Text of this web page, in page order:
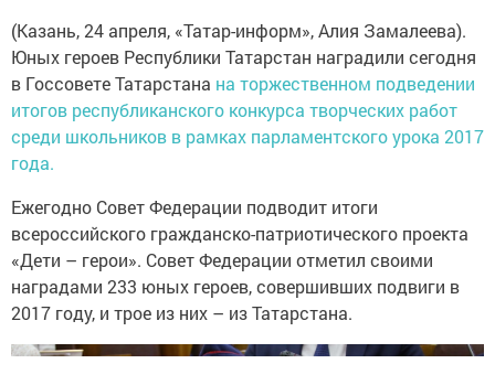
(Казань, 24 апреля, «Татар-информ», Алия Замалеева).
Юных героев Республики Татарстан наградили сегодня
в Госсовете Татарстана на торжественном подведении
итогов республиканского конкурса творческих работ
среди школьников в рамках парламентского урока 2017
года.
Ежегодно Совет Федерации подводит итоги
всероссийского гражданско-патриотического проекта
«Дети – герои». Совет Федерации отметил своими
наградами 233 юных героев, совершивших подвиги в
2017 году, и трое из них – из Татарстана.